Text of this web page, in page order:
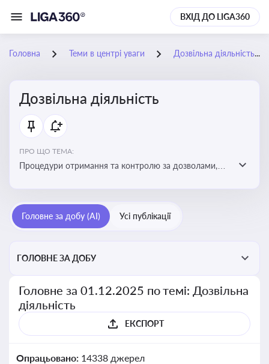
ВХІД ДО LIGA360
Головна Теми в центрі уваги Дозвільна діяльність
Дозвільна діяльність
ПРО ЩО ТЕМА:
Процедури отримання та контролю за дозволами,
законодавстві, щоб уникнути порушень та
забезпечити відповідність вимогам регуляторних
Головне за добу (AI) Усі публікації
ГОЛОВНЕ ЗА ДОБУ
Головне за 01.12.2025 по темі: Дозвільна
діяльність
ЕКСПОРТ
Опрацьовано: 14338 джерел